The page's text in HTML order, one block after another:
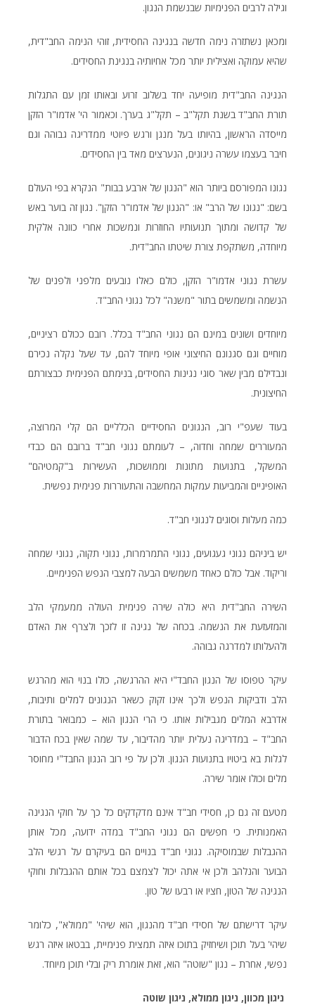
וגילה לרבים הפנימיות שבנשמת הנגון.
ומכאן נשתזרה נימה חדשה בנגינה החסידית, זוהי הנימה החב"דית,
שהיא עמוקה ואצילית יותר מכל אחיותיה בנגינת החסידים.
הנגינה החב"דית מופיעה יחד בשלוב זרוע ובאותו זמן עם התגלות
תורת החב"ד בשנת תקל"ב – תקל"ג בערך. וכאמור הי' אדמו"ר הזקן
מייסדה הראשון, בהיותו בעל מנגן ורגש פיוטי ממדריגה גבוהה וגם
חיבר בעצמו עשרה ניגונים, הנערצים מאד בין החסידים.
נגונו המפורסם ביותר הוא "הנגון של ארבע בבות" הנקרא בפי העולם
בשם: "נגונו של הרב" או: "הנגון של אדמו"ר הזקן". נגון זה בוער באש
של קדושה ומתוך תנועותיו החוזרות ונמשכות אחרי כוונה אלקית
מיוחדה, משתקפת צורת שיטתו החב"דית.
עשרת נגוני אדמו"ר הזקן, כולם כאלו נובעים מלפני ולפנים של
הנשמה ומשמשים בתור "משנה" לכל נגוני החב"ד.
מיוחדים ושונים במינם הם נגוני החב"ד בכלל. רובם ככולם רציניים,
מוחיים וגם סגנונם החיצוני אופי מיוחד להם, עד שעל נקלה נכירם
ונבדילם מבין שאר סוגי נגינות החסידים, בנימתם הפנימית כבצורתם
החיצונית.
בעוד שעפ"י רוב, הנגונים החסידיים הכלליים הם קלי המרוצה,
המעוררים שמחה וחדוה, – לעומתם נגוני חב"ד ברובם הם כבדי
המשקל, בתנועות מתונות וממושכות, העשירות ב"קמטיהם"
האופיניים והמביעות עמקות המחשבה והתעוררות פנימית נפשית.
כמה מעלות וסוגים לנגוני חב"ד.
יש ביניהם נגוני געגועים, נגוני התמרמרות, נגוני תקוה, נגוני שמחה
וריקוד. אבל כולם כאחד משמשים הבעה למצבי הנפש הפנימיים.
השירה החב"דית היא כולה שירה פנימית העולה ממעמקי הלב
והמזעזעת את הנשמה. בכחה של נגינה זו לזכך ולצרף את האדם
ולהעלותו למדרגה גבוהה.
עיקר טפוסו של הנגון החבד"י היא ההרגשה, כולו בנוי הוא מהרגש
הלב ודביקות הנפש ולכך אינו זקוק כשאר הנגונים למלים ותיבות,
אדרבא המלים מגבילות אותו. כי הרי הנגון הוא – כמבואר בתורת
החב"ד – במדריגה נעלית יותר מהדיבור, עד שמה שאין בכח הדבור
לגלות בא ביטויו בתנועות הנגון. ולכן על פי רוב הנגון החבד"י מחוסר
מלים וכולו אומר שירה.
מטעם זה גם כן, חסידי חב"ד אינם מדקדקים כל כך על חוקי הנגינה
האמנותית. כי חפשים הם נגוני החב"ד במדה ידועה, מכל אותן
ההגבלות שבמוסיקה. נגוני חב"ד בנויים הם בעיקרם על רגשי הלב
הבוער והנלהב ולכן אי אתה יכול לצמצם בכל אותם ההגבלות וחוקי
הנגינה של הטון, חציו או רבעו של טון.
עיקר דרישתם של חסידי חב"ד מהנגון, הוא שיהי' "ממולא", כלומר
שיהי' בעל תוכן ושיחזיק בתוכו איזה תמצית פנימיית, בבטאו איזה רגש
נפשי, אחרת – נגון "שוטה" הוא, זאת אומרת ריק ובלי תוכן מיוחד.
ניגון מכוון, ניגון ממולא, ניגון שוטה